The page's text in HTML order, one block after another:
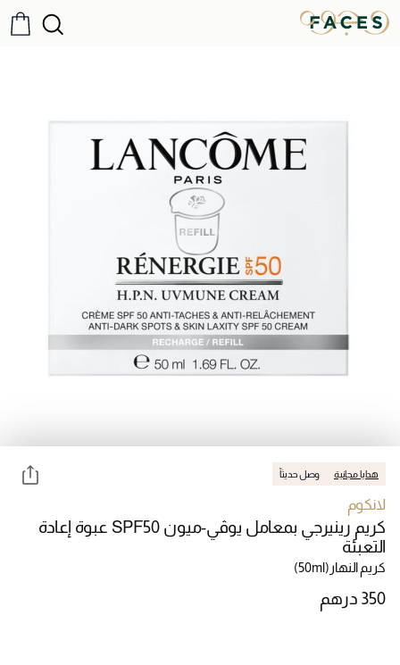
هدايا مجانية وصل حديثاً
لانكوم
كريم رينيرجي بمعامل يوڤي-ميون SPF50 عبوة إعادة
التعبئة
كريم النهار (50ml)